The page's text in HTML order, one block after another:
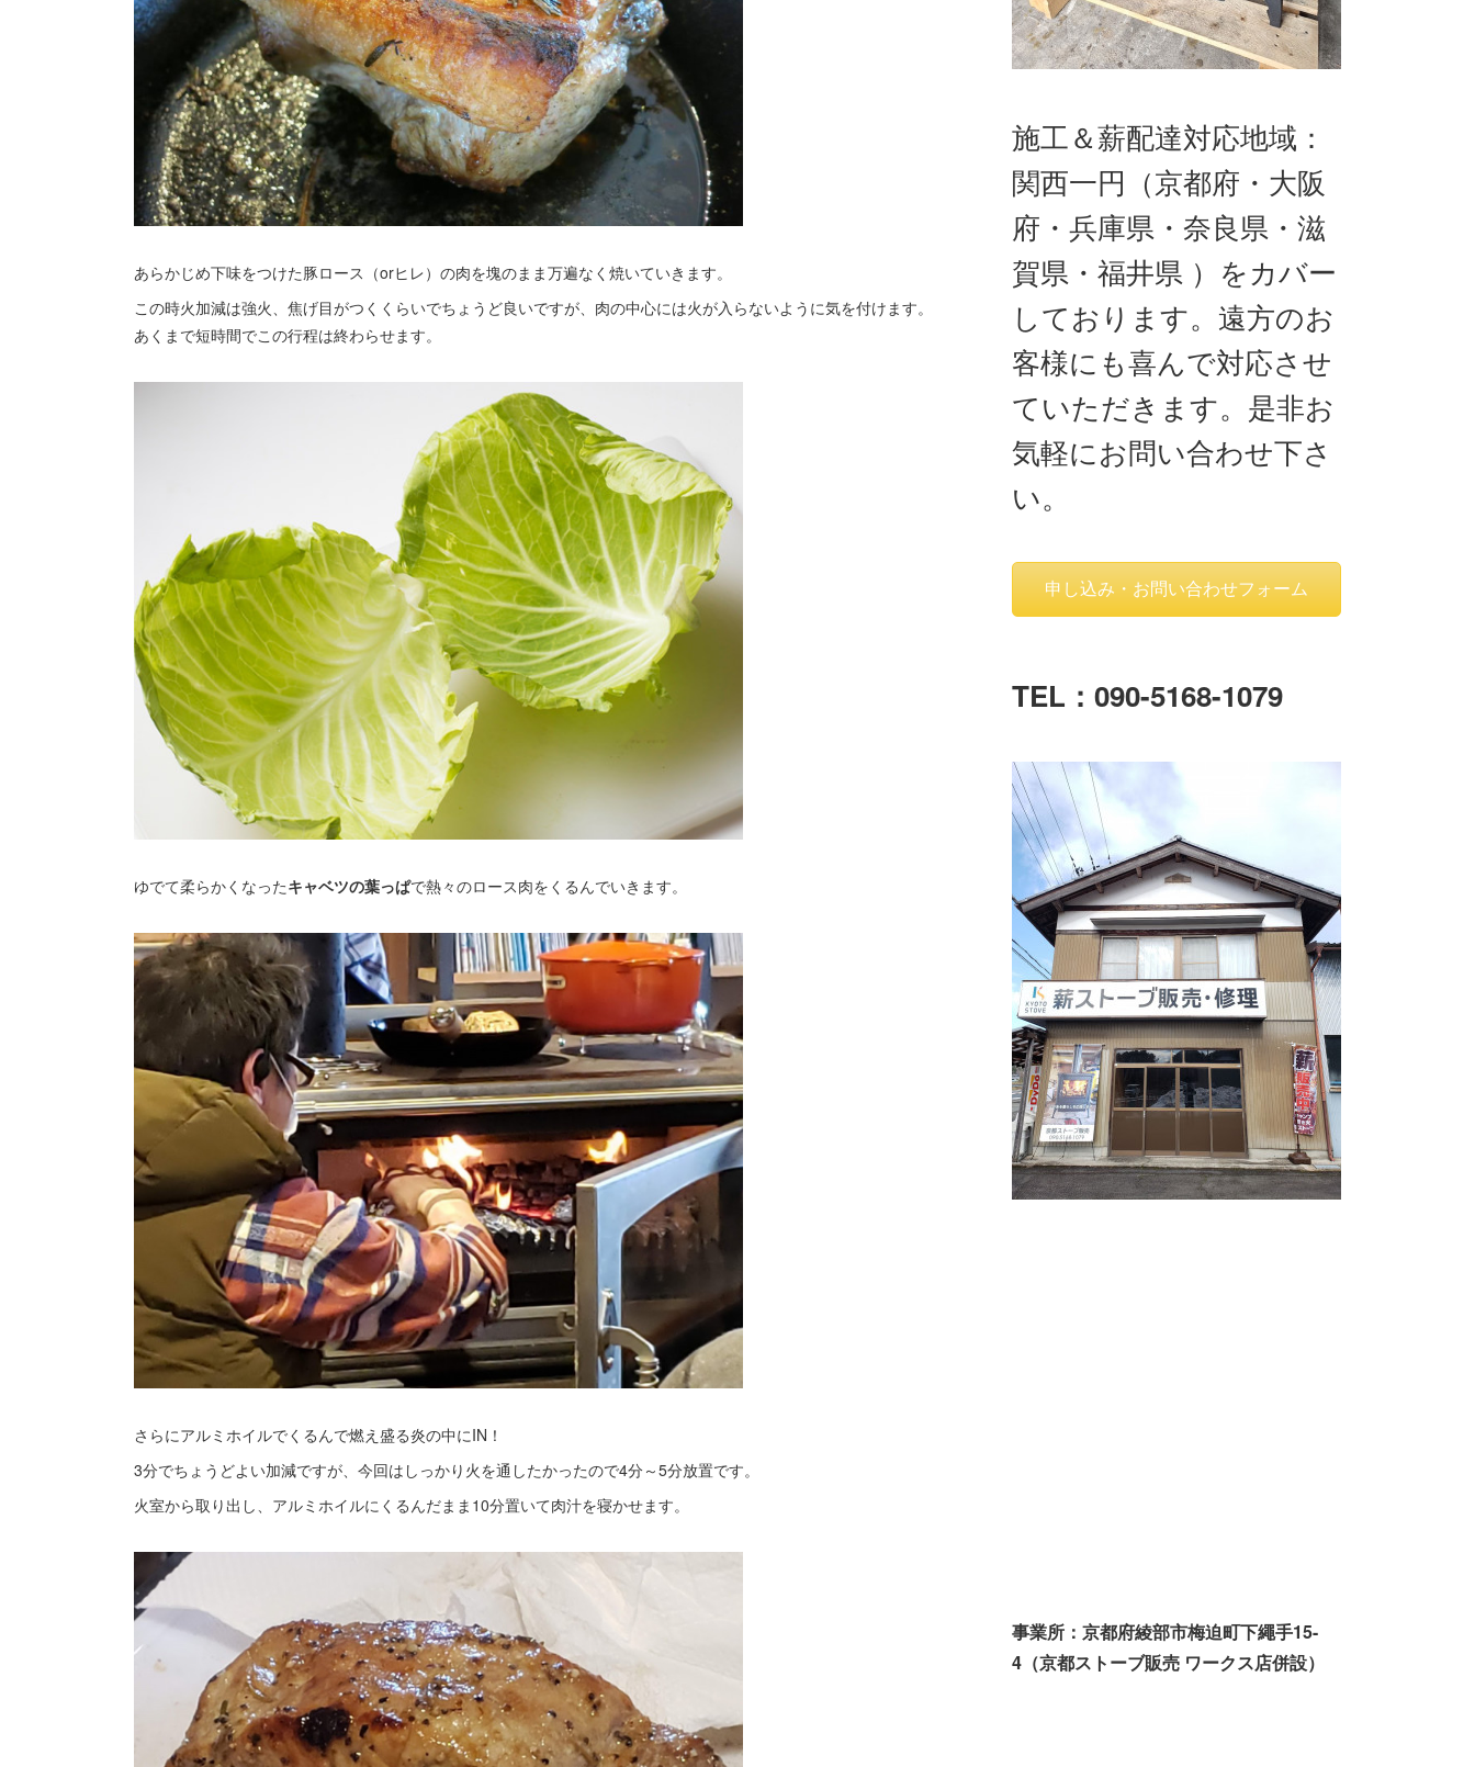
あらかじめ下味をつけた豚ロース（orヒレ）の肉を塊のまま万遍なく焼いていきます。
この時火加減は強火、焦げ目がつくくらいでちょうど良いですが、肉の中心には火が入らないように気を付けます。
あくまで短時間でこの行程は終わらせます。
ゆでて柔らかくなったキャベツの葉っぱで熱々のロース肉をくるんでいきます。
さらにアルミホイルでくるんで燃え盛る炎の中にIN！
3分でちょうどよい加減ですが、今回はしっかり火を通したかったので4分～5分放置です。
火室から取り出し、アルミホイルにくるんだまま10分置いて肉汁を寝かせます。
施工＆薪配達対応地域：
関西一円（京都府・大阪
府・兵庫県・奈良県・滋
賀県・福井県 ）をカバー
しております。遠方のお
客様にも喜んで対応させ
ていただきます。是非お
気軽にお問い合わせ下さ
い。
申し込み・お問い合わせフォーム
TEL：090-5168-1079
事業所：京都府綾部市梅迫町下繩手15-
4（京都ストーブ販売 ワークス店併設）